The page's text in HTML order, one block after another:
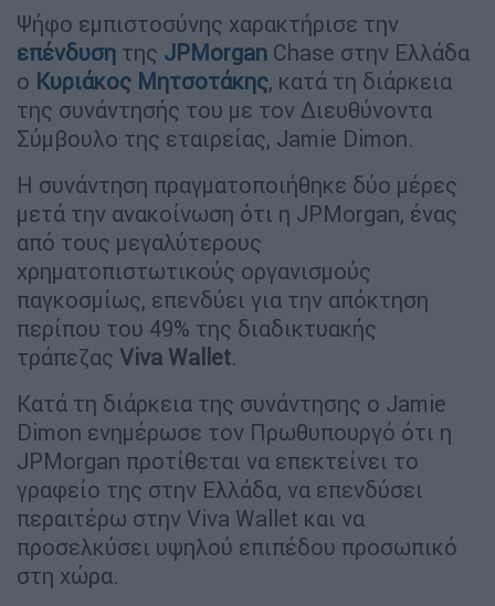
Ψήφο εμπιστοσύνης χαρακτήρισε την
επένδυση της JPMorgan Chase στην Ελλάδα
ο Κυριάκος Μητσοτάκης, κατά τη διάρκεια
της συνάντησής του με τον Διευθύνοντα
Σύμβουλο της εταιρείας, Jamie Dimon.
Η συνάντηση πραγματοποιήθηκε δύο μέρες
μετά την ανακοίνωση ότι η JPMorgan, ένας
από τους μεγαλύτερους
χρηματοπιστωτικούς οργανισμούς
παγκοσμίως, επενδύει για την απόκτηση
περίπου του 49% της διαδικτυακής
τράπεζας Viva Wallet.
Κατά τη διάρκεια της συνάντησης ο Jamie
Dimon ενημέρωσε τον Πρωθυπουργό ότι η
JPMorgan προτίθεται να επεκτείνει το
γραφείο της στην Ελλάδα, να επενδύσει
περαιτέρω στην Viva Wallet και να
προσελκύσει υψηλού επιπέδου προσωπικό
στη χώρα.